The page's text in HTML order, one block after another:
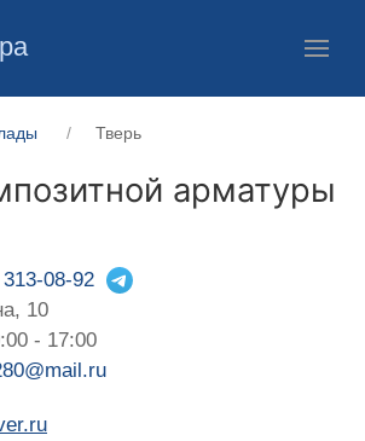
Тверь
арматуры
08-92
10
- 17:00